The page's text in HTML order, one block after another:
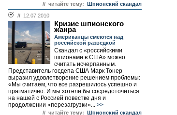
// читайте тему: Шпионский скандал
// 12.07.2010
Кризис шпионского
жанра
Американцы смеются над
российской разведкой
Скандал с «российскими
шпионами в США» можно
считать исчерпанным.
Представитель госдепа США Марк Тонер
выразил удовлетворение решением проблемы:
«Мы считаем, что все разрешилось успешно и
прагматично. И мы хотели бы сосредоточиться
на нашей с Россией повестке дня и
продолжении «перезагрузки»... >>
// читайте тему: Шпионский скандал